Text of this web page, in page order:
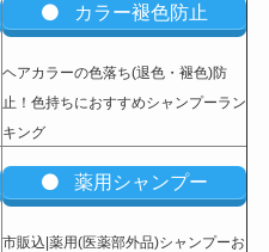
カラー褪色防止
ヘアカラーの色落ち(退色・褪色)防
止！色持ちにおすすめシャンプーラン
キング
薬用シャンプー
市販込|薬用(医薬部外品)シャンプーお